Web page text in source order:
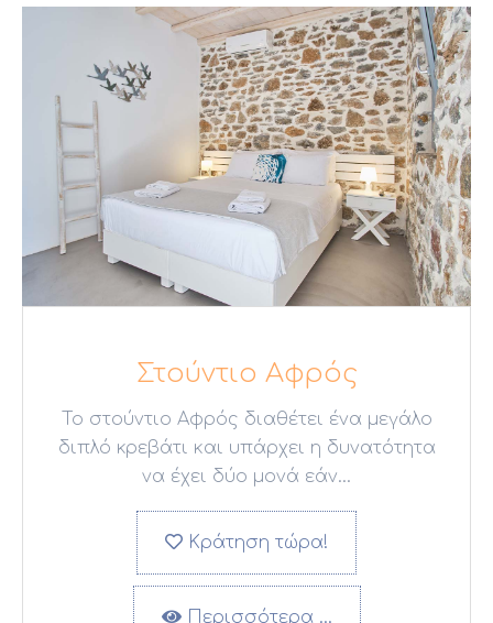
Στούντιο Αφρός
Το στούντιο Αφρός διαθέτει ένα μεγάλο
διπλό κρεβάτι και υπάρχει η δυνατότητα
να έχει δύο μονά εάν...
Κράτηση τώρα!
Περισσότερα …